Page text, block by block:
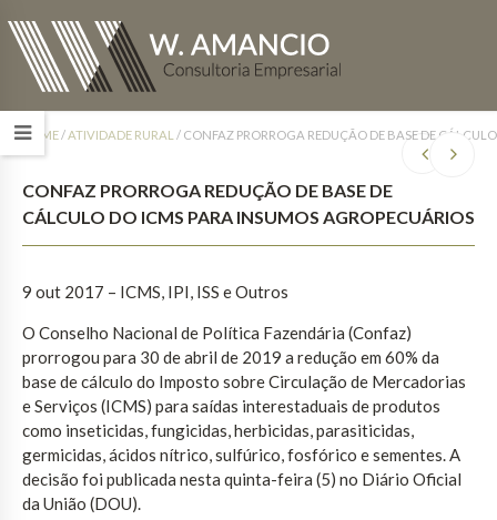
HOME/ATIVIDADE RURAL / CONFAZ PRORROGA REDUÇÃO DE BASE DE
CONFAZ PRORROGA REDUÇÃO DE BASE DE
CÁLCULO DO ICMS PARA INSUMOS AGROPECUÁRIOS
9 out 2017 – ICMS, IPI, ISS e Outros
O Conselho Nacional de Política Fazendária (Confaz)
prorrogou para 30 de abril de 2019 a redução em 60% da
base de cálculo do Imposto sobre Circulação de Mercadorias
e Serviços (ICMS) para saídas interestaduais de produtos
como inseticidas, fungicidas, herbicidas, parasiticidas,
germicidas, ácidos nítrico, sulfúrico, fosfórico e sementes. A
decisão foi publicada nesta quinta-feira (5) no Diário Oficial
da União (DOU).